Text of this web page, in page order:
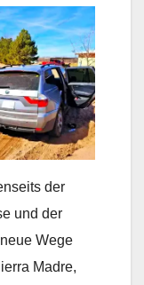
der
und der
Wege
Madre,